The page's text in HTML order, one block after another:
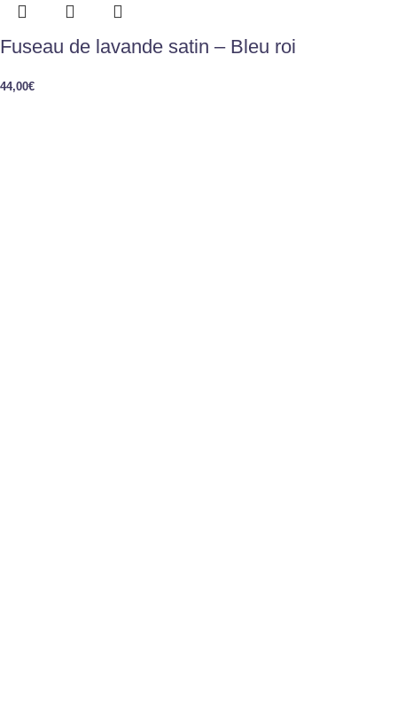
Fuseau de lavande satin – Bleu roi
44,00€